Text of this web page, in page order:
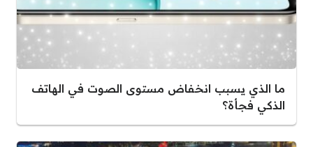
ما الذي يسبب انخفاض مستوى الصوت في الهاتف
الذكي فجأة؟